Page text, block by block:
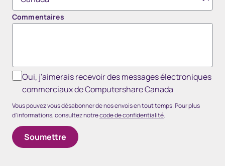
Commentaires
Oui, j'aimerais recevoir des messages électroniques
commerciaux de Computershare Canada
Vous pouvez vous désabonner de nos envois en tout temps. Pour plus
d'informations, consultez notrecode de confidentialité.